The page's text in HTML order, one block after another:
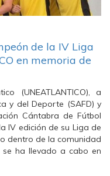
de la IV Liga
en memoria de
(UNEATLANTICO), a
y del Deporte (SAFD) y
Cántabra de Fútbol
IV edición de su Liga de
dentro de la comunidad
se ha llevado a cabo en